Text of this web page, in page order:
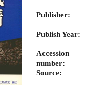
Publisher:
Publish Year:
Accession
number:
Source: